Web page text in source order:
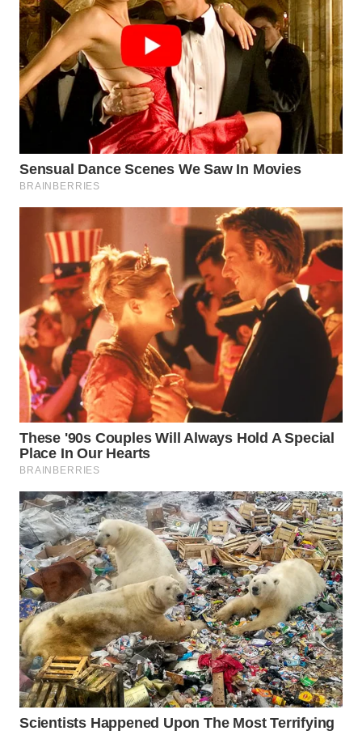
WN
BOGOR
WN
DEPOK
WN
TAPANULI
UTARA
WN
SAMOSIR
WN
PADANG
LAWAS
WN
SUMEDANG
CIANJUR
WN
KEPULAUAN
SERIBU
WN
TANGERANG
WN
BINJAI
WN
CIREBON